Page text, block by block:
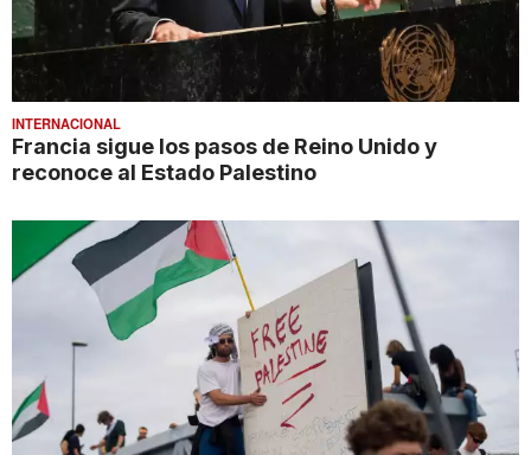
INTERNACIONAL
Francia sigue los pasos de Reino Unido y
reconoce al Estado Palestino